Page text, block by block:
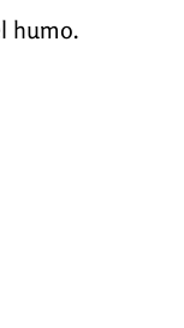
humo.